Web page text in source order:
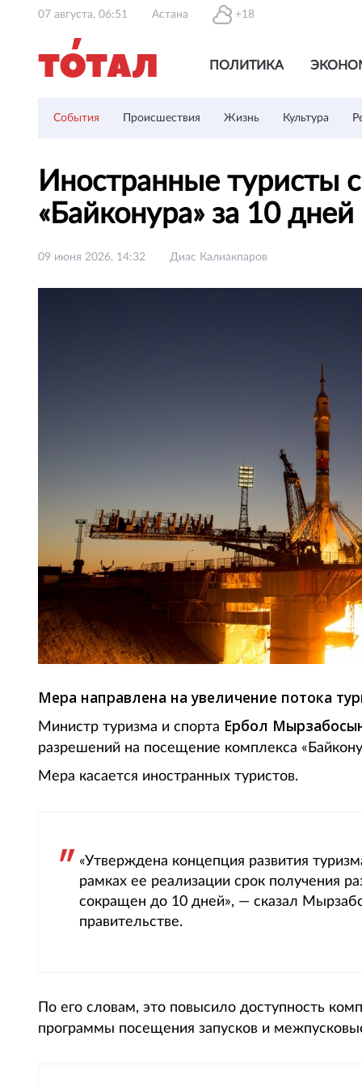
07 августа, 06:51 Астана +18
ПОЛИТИКА
События Происшествия Жизнь Культура
Иностранные туристы
«Байконура» за 10 дней
09 июня 2026, 14:32 Диас Калиакпаров
Мера направлена на увеличение потока
Министр туризма и спорта Ербол
разрешений на посещение комплекса
Мера касается иностранных туристов.
«Утверждена концепция развития
рамках ее реализации срок получения
сокращен до 10 дней», — сказал
правительстве.
По его словам, это повысило доступность
программы посещения запусков и